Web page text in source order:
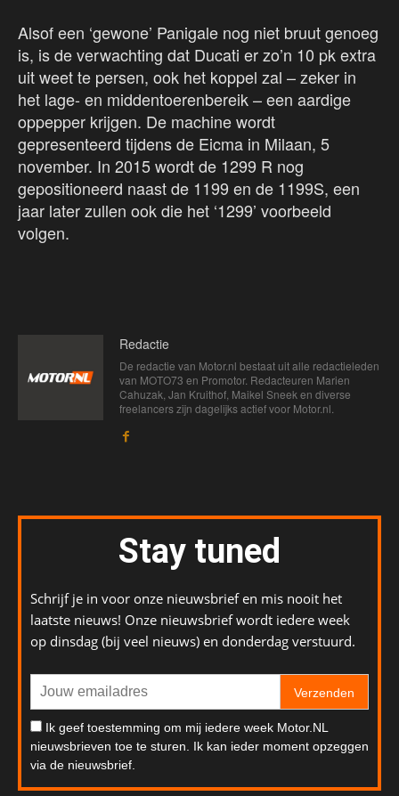
Alsof een ‘gewone’ Panigale nog niet bruut genoeg
is, is de verwachting dat Ducati er zo’n 10 pk extra
uit weet te persen, ook het koppel zal – zeker in
het lage- en middentoerenbereik – een aardige
oppepper krijgen. De machine wordt
gepresenteerd tijdens de Eicma in Milaan, 5
november. In 2015 wordt de 1299 R nog
gepositioneerd naast de 1199 en de 1199S, een
jaar later zullen ook die het ‘1299’ voorbeeld
volgen.
Redactie
De redactie van Motor.nl bestaat uit alle redactieleden
van MOTO73 en Promotor. Redacteuren Marien
Cahuzak, Jan Kruithof, Maikel Sneek en diverse
freelancers zijn dagelijks actief voor Motor.nl.
Stay tuned
Schrijf je in voor onze nieuwsbrief en mis nooit het
laatste nieuws! Onze nieuwsbrief wordt iedere week
op dinsdag (bij veel nieuws) en donderdag verstuurd.
Verzenden
Ik geef toestemming om mij iedere week Motor.NL
nieuwsbrieven toe te sturen. Ik kan ieder moment opzeggen
via de nieuwsbrief.